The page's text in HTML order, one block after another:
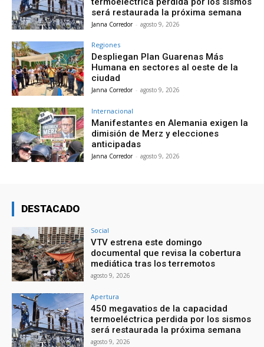
será restaurada la próxima semana
Janna Corredor - agosto 9, 2026
Regiones
Despliegan Plan Guarenas Más
Humana en sectores al oeste de la
ciudad
Janna Corredor - agosto 9, 2026
Internacional
Manifestantes en Alemania exigen la
dimisión de Merz y elecciones
anticipadas
Janna Corredor - agosto 9, 2026
DESTACADO
Social
VTV estrena este domingo
documental que revisa la cobertura
mediática tras los terremotos
agosto 9, 2026
Apertura
450 megavatios de la capacidad
termoeléctrica perdida por los sismos
será restaurada la próxima semana
agosto 9, 2026